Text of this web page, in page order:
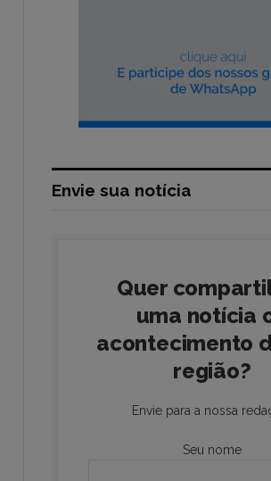
Envie sua notícia
Quer
uma notícia
acontecimento
região?
Envie para a nossa
Seu nome